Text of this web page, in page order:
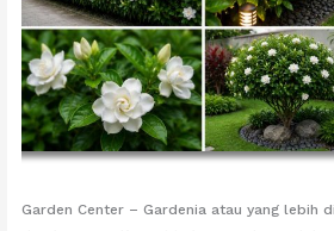
Garden Center – Gardenia atau yang lebih